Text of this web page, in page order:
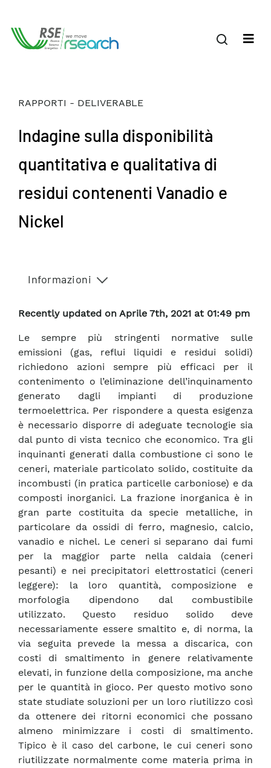
RAPPORTI - DELIVERABLE
Indagine sulla disponibilità
quantitativa e qualitativa di
residui contenenti Vanadio e
Nickel
Informazioni
Recently updated on Aprile 7th, 2021 at 01:49 pm
Le sempre più stringenti normative sulle
emissioni (gas, reflui liquidi e residui solidi)
richiedono azioni sempre più efficaci per il
contenimento o l’eliminazione dell’inquinamento
generato dagli impianti di produzione
termoelettrica. Per rispondere a questa esigenza
è necessario disporre di adeguate tecnologie sia
dal punto di vista tecnico che economico. Tra gli
inquinanti generati dalla combustione ci sono le
ceneri, materiale particolato solido, costituite da
incombusti (in pratica particelle carboniose) e da
composti inorganici. La frazione inorganica è in
gran parte costituita da specie metalliche, in
particolare da ossidi di ferro, magnesio, calcio,
vanadio e nichel. Le ceneri si separano dai fumi
per la maggior parte nella caldaia (ceneri
pesanti) e nei precipitatori elettrostatici (ceneri
leggere): la loro quantità, composizione e
morfologia dipendono dal combustibile
utilizzato. Questo residuo solido deve
necessariamente essere smaltito e, di norma, la
via seguita prevede la messa a discarica, con
costi di smaltimento in genere relativamente
elevati, in funzione della composizione, ma anche
per le quantità in gioco. Per questo motivo sono
state studiate soluzioni per un loro riutilizzo così
da ottenere dei ritorni economici che possano
almeno minimizzare i costi di smaltimento.
Tipico è il caso del carbone, le cui ceneri sono
riutilizzate normalmente come materia prima in